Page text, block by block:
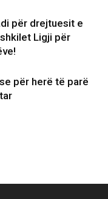
për drejtuesit e
Ligji për
për herë të parë